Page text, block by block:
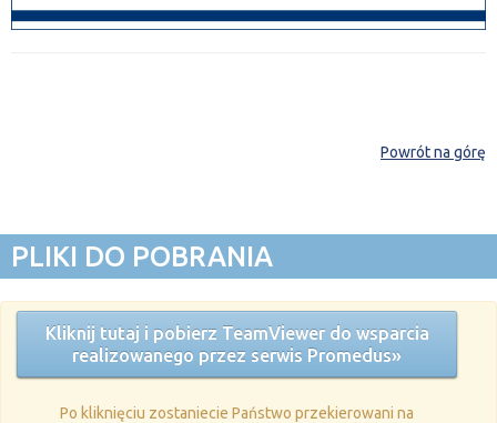
Powrót na górę
PLIKI DO POBRANIA
Kliknij tutaj i pobierz TeamViewer do wsparcia
realizowanego przez serwis Promedus»
Po kliknięciu zostaniecie Państwo przekierowani na